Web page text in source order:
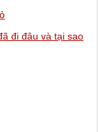
đi đâu và tại sao